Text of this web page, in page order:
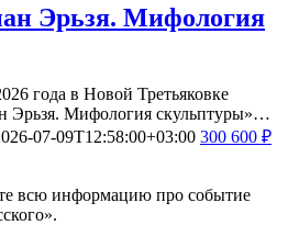
Эрьзя. Мифология
года в Новой Третьяковке
Эрьзя. Мифология скульптуры»…
07-09T12:58:00+03:00 300 600 ₽
всю информацию про событие